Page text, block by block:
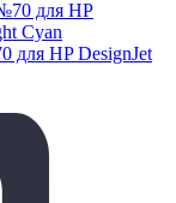
HP DesignJet